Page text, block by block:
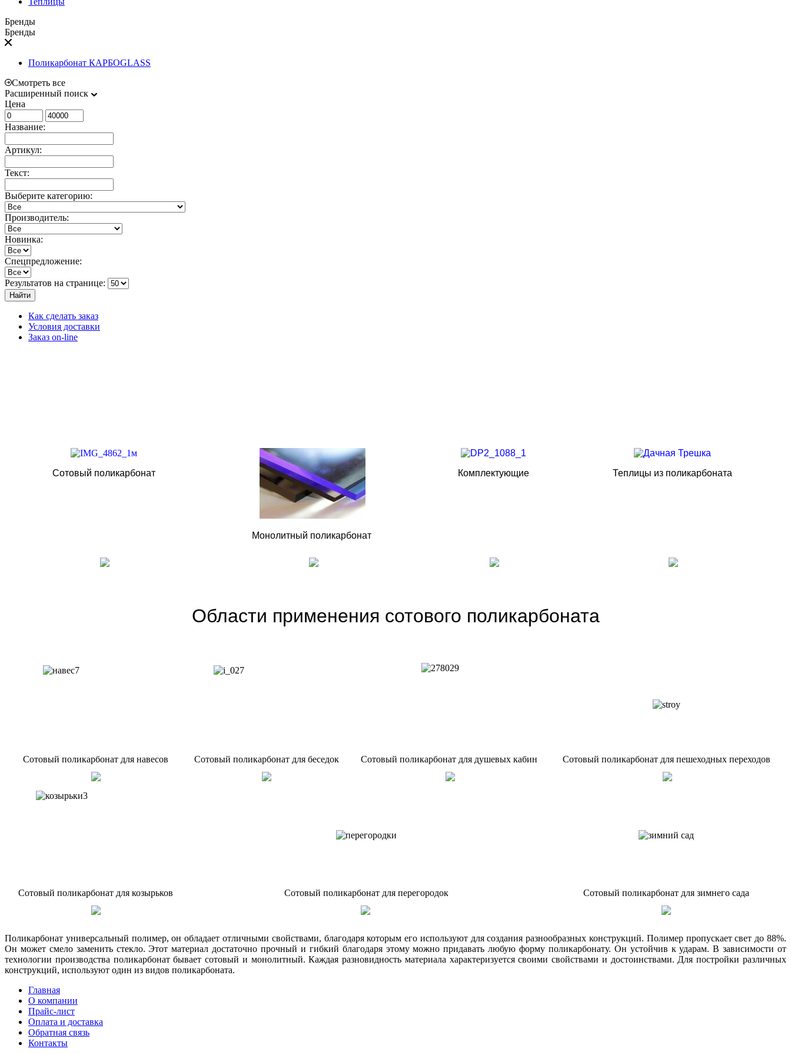
Бренды
Бренды
Поликарбонат КАРБОGLASS
Смотреть все
Расширенный поиск
Цена
Название:
Артикул:
Текст:
Выберите категорию:
Производитель:
Новинка:
Спецпредложение:
Результатов на странице:
Найти
Как сделать заказ
Условия доставки
Заказ on-line
Сотовый поликарбонат
Монолитный поликарбонат
Комплектующие Теплицы из поликарбоната
Области применения сотового поликарбоната
Сотовый поликарбонат для навесов Сотовый поликарбонат для беседок Сотовый поликарбонат для душевых кабин Сотовый поликарбонат для пешеходных переходов
Сотовый поликарбонат для козырьков Сотовый поликарбонат для перегородок Сотовый поликарбонат для зимнего сада
Поликарбонат универсальный полимер, он обладает отличными свойствами, благодаря которым его используют для создания разнообразных конструкций. Полимер пропускает свет до 88%.
Он может смело заменить стекло. Этот материал достаточно прочный и гибкий благодаря этому можно придавать любую форму поликарбонату. Он устойчив к ударам. В зависимости от
технологии производства поликарбонат бывает сотовый и монолитный. Каждая разновидность материала характеризуется своими свойствами и достоинствами. Для постройки различных
конструкций, используют один из видов поликарбоната.
Главная
О компании
Прайс-лист
Оплата и доставка
Обратная связь
Контакты